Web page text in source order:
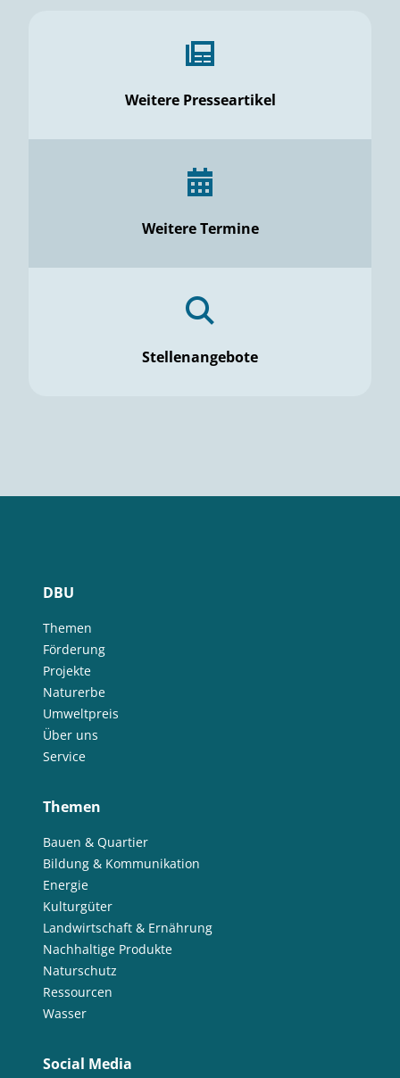
Weitere Presseartikel
Weitere Termine
Stellenangebote
DBU
Themen
Förderung
Projekte
Naturerbe
Umweltpreis
Über uns
Service
Themen
Bauen & Quartier
Bildung & Kommunikation
Energie
Kulturgüter
Landwirtschaft & Ernährung
Nachhaltige Produkte
Naturschutz
Ressourcen
Wasser
Social Media